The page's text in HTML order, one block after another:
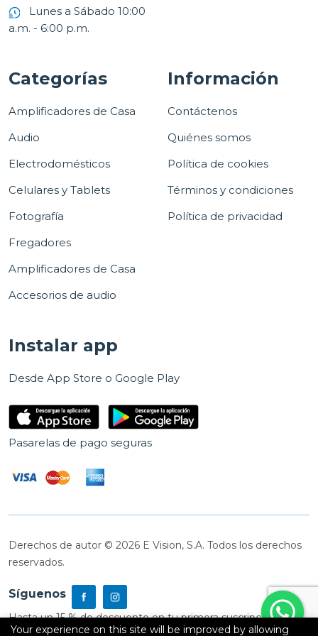
Lunes a Sábado 10:00
a.m. - 6:00 p.m.
Categorías
Amplificadores de Casa
Audio
Electrodomésticos
Celulares y Tablets
Fotografía
Fregadores
Amplificadores de Casa
Accesorios de audio
Información
Contáctenos
Quiénes somos
Política de cookies
Términos y condiciones
Política de privacidad
Instalar app
Desde App Store o Google Play
Pasarelas de pago seguras
Derechos de autor © 2026 E Vision, S.A. Todos los derechos
reservados.
Síguenos
Hasta un 15 % de descuento en tu primera suscripción
Your experience on this site will be improved by allowing